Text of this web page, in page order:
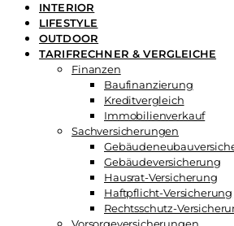
INTERIOR
LIFESTYLE
OUTDOOR
TARIFRECHNER & VERGLEICHE
Finanzen
Baufinanzierung
Kreditvergleich
Immobilienverkauf
Sachversicherungen
Gebäudeversicherung
Hausrat-Versicherung
Haftpflicht-Versicherung
Rechtsschutz-